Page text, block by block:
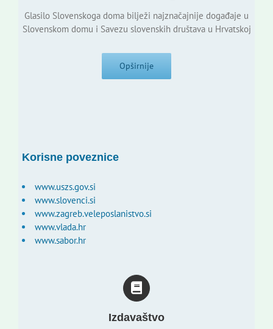
Glasilo Slovenskoga doma bilježi najznačajnije događaje u
Slovenskom domu i Savezu slovenskih društava u Hrvatskoj
Opširnije
Korisne poveznice
www.uszs.gov.si
www.slovenci.si
www.zagreb.veleposlanistvo.si
www.vlada.hr
www.sabor.hr
Izdavaštvo